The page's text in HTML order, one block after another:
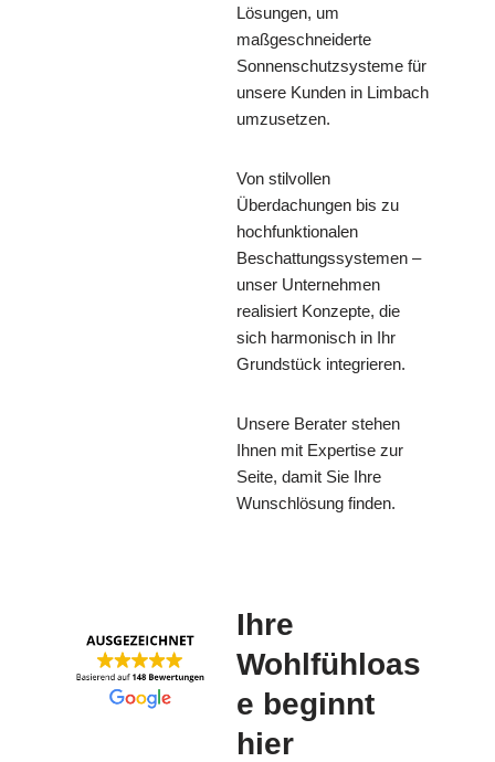
Lösungen, um
maßgeschneiderte
Sonnenschutzsysteme für
unsere Kunden in Limbach
umzusetzen.
Von stilvollen
Überdachungen bis zu
hochfunktionalen
Beschattungssystemen –
unser Unternehmen
realisiert Konzepte, die
sich harmonisch in Ihr
Grundstück integrieren.
Unsere Berater stehen
Ihnen mit Expertise zur
Seite, damit Sie Ihre
Wunschlösung finden.
Ihre
Wohlfühloas
e beginnt
hier